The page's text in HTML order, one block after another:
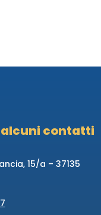
alcuni contatti
15/a – 37135